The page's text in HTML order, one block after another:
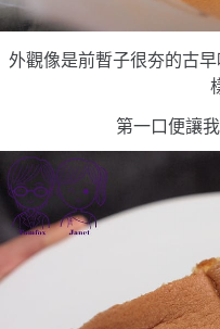
外觀像是前暫子很夯的古
第一口便讓